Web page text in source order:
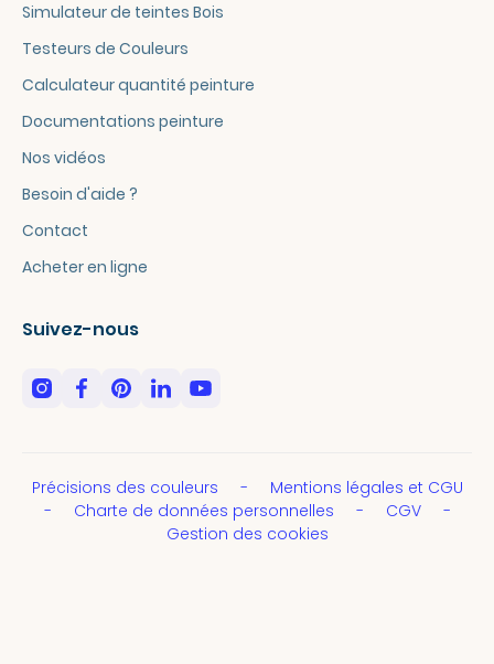
Simulateur de teintes Bois
Testeurs de Couleurs
Calculateur quantité peinture
Documentations peinture
Nos vidéos
Besoin d'aide ?
Contact
Acheter en ligne
Suivez-nous
Précisions des couleurs
Mentions légales et CGU
Charte de données personnelles
CGV
Gestion des cookies